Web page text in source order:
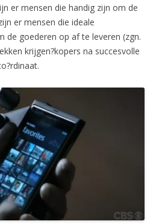
er mensen die handig zijn om de
er mensen die ideale
de goederen op af te leveren (zgn.
krijgen?kopers na succesvolle